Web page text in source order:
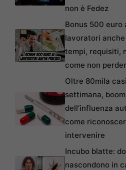
non è Fedez
Bonus 500 euro
lavoratori
tempi, requisiti,
come non
Oltre 80mila
settimana, boom
dell’influenza
come
intervenire
Incubo blatte:
nascondono in